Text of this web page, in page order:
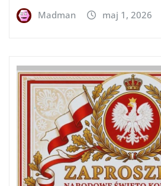
Madman maj 1, 2026